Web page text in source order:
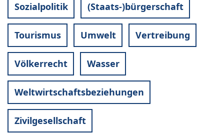
Sozialpolitik (Staats-)bürgerschaft
Tourismus Umwelt Vertreibung
Völkerrecht Wasser
Weltwirtschaftsbeziehungen
Zivilgesellschaft